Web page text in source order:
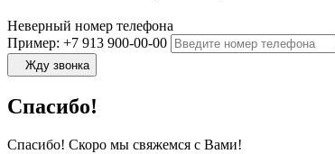
Неверный номер телефона
Пример: +7 913 900-00-00
Жду звонка
Спасибо!
Спасибо! Скоро мы свяжемся с Вами!